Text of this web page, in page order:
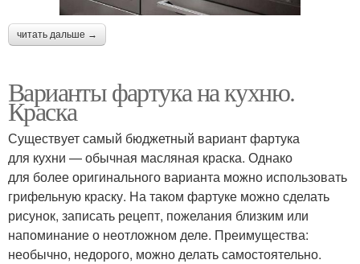
читать дальше →
Варианты фартука на кухню.
Краска
Существует самый бюджетный вариант фартука
для кухни — обычная масляная краска. Однако
для более оригинального варианта можно использовать
грифельную краску. На таком фартуке можно сделать
рисунок, записать рецепт, пожелания близким или
напоминание о неотложном деле. Преимущества:
необычно, недорого, можно делать самостоятельно.